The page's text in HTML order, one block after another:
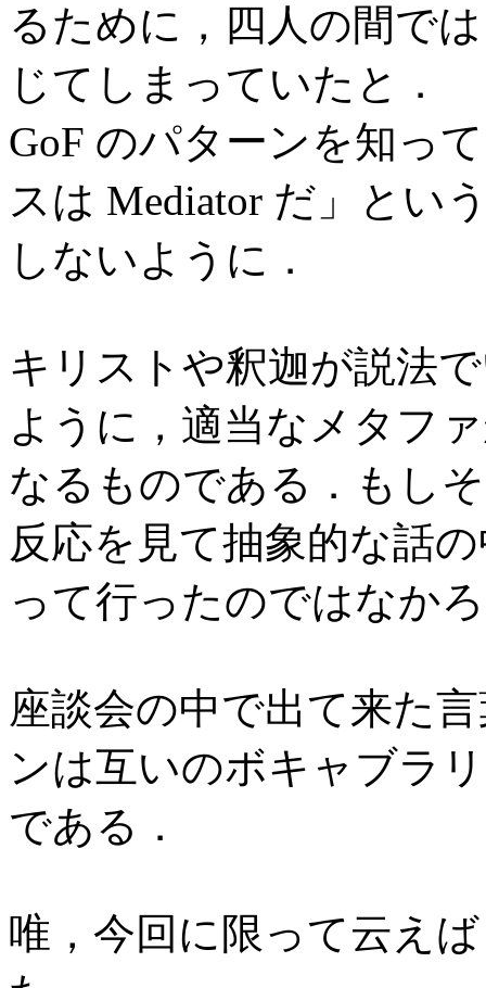
るために，四人の間で
じてしまっていたと．
GoF のパターンを知っ
スは Mediator だ」とい
しないように．
キリストや釈迦が説法
ように，適当なメタフ
なるものである．もし
反応を見て抽象的な話
って行ったのではなか
座談会の中で出て来た
ンは互いのボキャブラ
である．
唯，今回に限って云え